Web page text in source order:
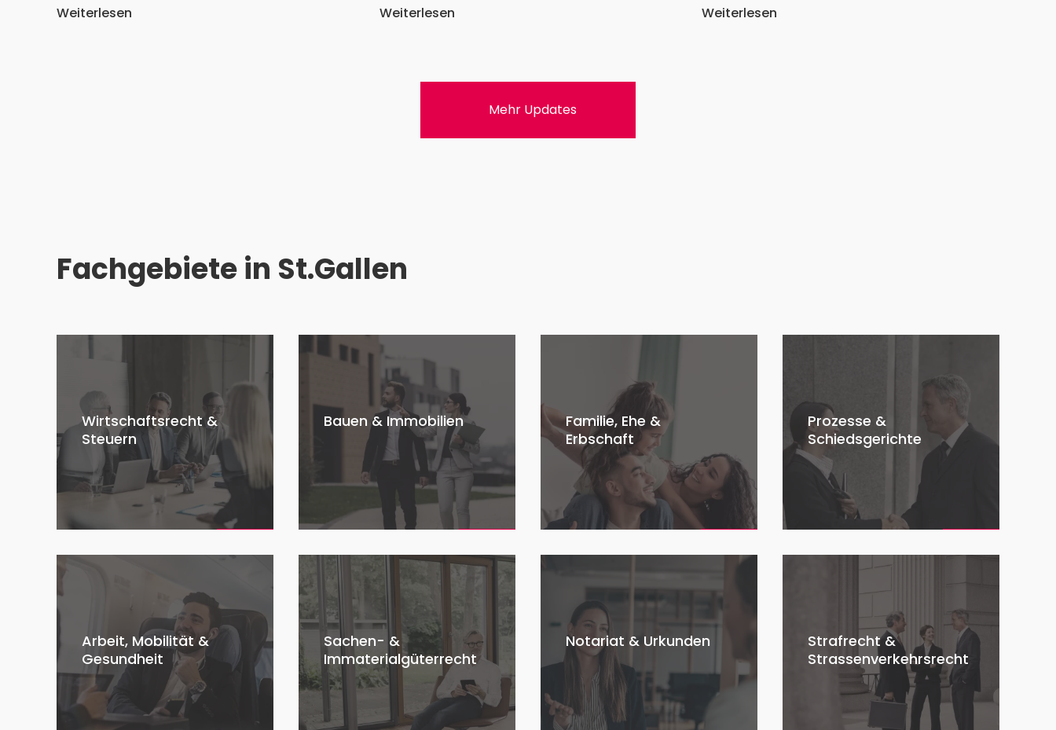
erklärt, welche Arten von Übertragung
Weiterlesen
unserer beiden SwissLegal-
Weiterlesen Weiterlesen
Mehr Updates
Fachgebiete in St.Gallen
Wirtschaftsrecht &
Steuern
Bauen & Immobilien
Familie, Ehe &
Erbschaft
Prozesse &
Schiedsgerichte
Arbeit, Mobilität &
Gesundheit
Sachen- &
Immaterialgüterrecht
Notariat & Urkunden
Strafrecht &
Strassenverkehrsrecht